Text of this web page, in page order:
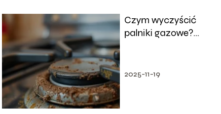
Czym wyczyścić
palniki gazowe?
2025-11-19